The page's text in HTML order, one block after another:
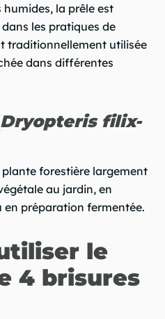
la prêle est
les pratiques de
traditionnellement utilisée
dans différentes
Dryopteris filix-
forestière largement
au jardin, en
préparation fermentée.
le
4 brisures